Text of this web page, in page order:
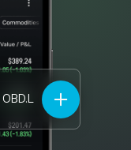
OBD.L